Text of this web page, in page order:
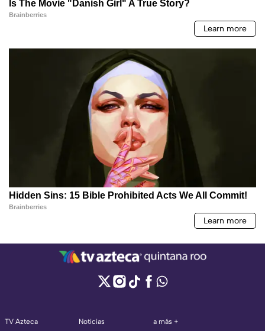
TV Azteca
Noticias
a más +